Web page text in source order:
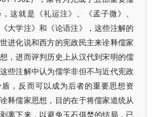
这就是《礼运注》、《孟子微》、
《大学注》和《论语注》，这些注解的
进化说和西方的宪政民主来诠释儒家
，进而评判历史上从汉代到宋明的儒
些注解中认为儒学非但不与近代宪政
，反而可以成为后者的重要思想资
释儒家思想，目的在于将儒家道统从
离下来，以避免玉石俱焚的结局，已